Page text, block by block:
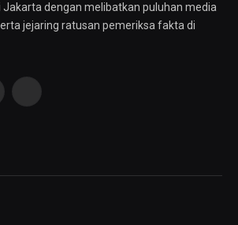
Jakarta dengan melibatkan puluhan media
jejaring ratusan pemeriksa fakta di
YouTube